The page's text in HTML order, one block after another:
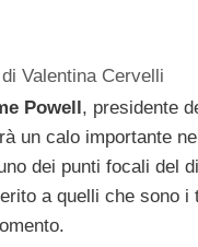
di Valentina Cervelli
Powell, presidente
un calo importante
dei punti focali del
a quelli che sono i